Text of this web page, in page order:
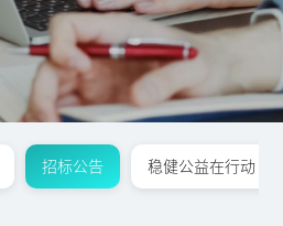
招标公告 稳健公益在行动